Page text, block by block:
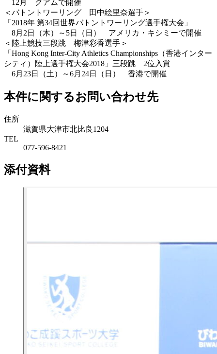
12月 グアムで開催
＜バトントワーリング 田中絵里奈選手＞
「2018年 第34回世界バトントワーリング選手権大会」
8月2日（木）～5日（日） アメリカ・キシミーで開催
＜陸上競技三段跳 梅津彩香選手＞
「Hong Kong Inter-City Athletics Championships（香港インター
シティ）陸上選手権大会2018」三段跳 2位入賞
6月23日（土）～6月24日（日） 香港で開催
本件に関するお問い合わせ先
住所
滋賀県大津市北比良1204
TEL
077-596-8421
添付資料